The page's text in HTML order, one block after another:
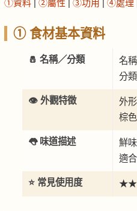
①資料 | ②屬性 | ③功用 | ④處理
① 食材基本資料
🧂 名稱／分類
名
分
👁️ 外觀特徵
外
棕
👅 味道描述
鮮
適
⭐ 常見使用度